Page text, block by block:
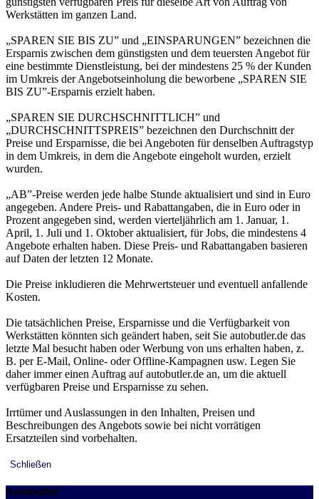
Werkstätten im ganzen Land.
„SPAREN SIE BIS ZU” und „EINSPARUNGEN” bezeichnen die
Ersparnis zwischen dem günstigsten und dem teuersten Angebot für
eine bestimmte Dienstleistung, bei der mindestens 25 % der Kunden
im Umkreis der Angebotseinholung die beworbene „SPAREN SIE
BIS ZU”-Ersparnis erzielt haben.
„SPAREN SIE DURCHSCHNITTLICH” und
„DURCHSCHNITTSPREIS” bezeichnen den Durchschnitt der
Preise und Ersparnisse, die bei Angeboten für denselben Auftragstyp
in dem Umkreis, in dem die Angebote eingeholt wurden, erzielt
wurden.
„AB”-Preise werden jede halbe Stunde aktualisiert und sind in Euro
angegeben. Andere Preis- und Rabattangaben, die in Euro oder in
Prozent angegeben sind, werden vierteljährlich am 1. Januar, 1.
April, 1. Juli und 1. Oktober aktualisiert, für Jobs, die mindestens 4
Angebote erhalten haben. Diese Preis- und Rabattangaben basieren
auf Daten der letzten 12 Monate.
Die Preise inkludieren die Mehrwertsteuer und eventuell anfallende
Kosten.
Die tatsächlichen Preise, Ersparnisse und die Verfügbarkeit von
Werkstätten könnten sich geändert haben, seit Sie autobutler.de das
letzte Mal besucht haben oder Werbung von uns erhalten haben, z.
B. per E-Mail, Online- oder Offline-Kampagnen usw. Legen Sie
daher immer einen Auftrag auf autobutler.de an, um die aktuell
verfügbaren Preise und Ersparnisse zu sehen.
Irrtümer und Auslassungen in den Inhalten, Preisen und
Beschreibungen des Angebots sowie bei nicht vorrätigen
Ersatzteilen sind vorbehalten.
Schließen
Autobutler